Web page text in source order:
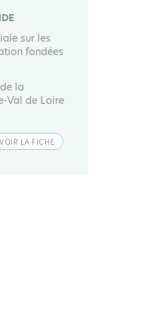
sur les
fondées
la
Val de Loire
VOIR LA FICHE